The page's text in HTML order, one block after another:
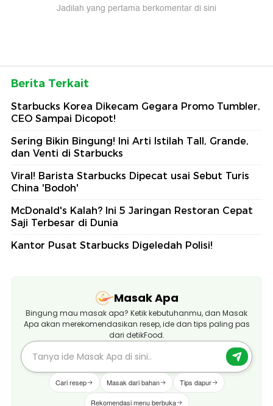
Jadilah yang pertama berkomentar di sini
Berita Terkait
Starbucks Korea Dikecam Gegara Promo Tumbler,
CEO Sampai Dicopot!
Sering Bikin Bingung! Ini Arti Istilah Tall, Grande,
dan Venti di Starbucks
Viral! Barista Starbucks Dipecat usai Sebut Turis
China 'Bodoh'
McDonald's Kalah? Ini 5 Jaringan Restoran Cepat
Saji Terbesar di Dunia
Kantor Pusat Starbucks Digeledah Polisi!
Masak Apa
Bingung mau masak apa? Ketik kebutuhanmu, dan Masak
Apa akan merekomendasikan resep, ide dan tips paling pas
dari detikFood.
Cari resep Masak dari bahan Tips dapur
Rekomendasi menu berbuka